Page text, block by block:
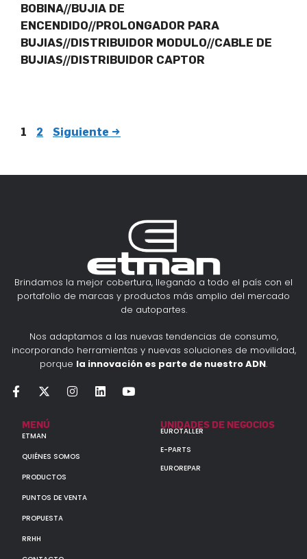
BOBINA//BUJIA DE
ENCENDIDO//PROLONGADOR PARA
BUJIAS//DISTRIBUIDOR MODULO//CABLE DE
BUJIAS//DISTRIBUIDOR CAPTOR
1 2 Siguiente →
Brindamos la mejor cobertura, llegando a todo el país con el
portafolio de marcas y productos más amplio del mercado
de autopartes.
Nos adaptamos a las nuevas tendencias de consumo,
incorporando herramientas y nuevas soluciones de movilidad,
porque la innovación es parte de nuestro ADN.
MENÚ
ETMAN
QUIÉNES SOMOS
PRODUCTOS
PUNTOS DE VENTA
PROPUESTA
RRHH
UNIDADES DE NEGOCIOS
EUROTALLER
E-PARTS
EUROREPAR